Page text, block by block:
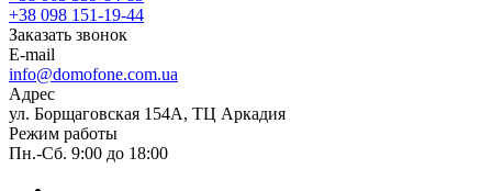
+38 098 151-19-44
Заказать звонок
E-mail
info@domofone.com.ua
Адрес
ул. Борщаговская 154А, ТЦ Аркадия
Режим работы
Пн.-Сб. 9:00 до 18:00